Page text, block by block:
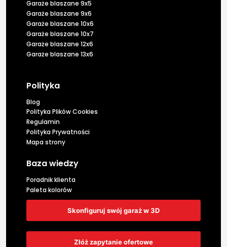
Garaże blaszane 9x5
Garaże blaszane 9x6
Garaże blaszane 10x6
Garaże blaszane 10x7
Garaże blaszane 12x6
Garaże blaszane 13x6
Polityka
Blog
Polityka Plików Cookies
Regulamin
Polityka Prywatności
Mapa strony
Baza wiedzy
Poradnik klienta
Paleta kolorów
Skonfiguruj swój garaż w 3D
Złóż zapytanie ofertowe